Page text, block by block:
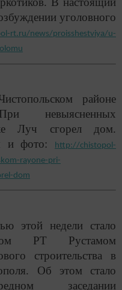
уголовного
rt.ru/news/proisshestviya/u-
районе
невыясненных
Луч сгорел дом.
и фото:
http://chistopol-
rayone-pri-
dom
этой недели стало
РТ Рустамом
строительства в
Об этом стало
заседании